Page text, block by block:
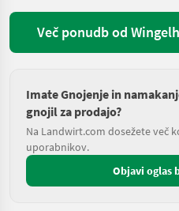
Več ponudb od
Imate Gnojenje in
gnojil za prodajo?
Na Landwirt.com dosežete več
uporabnikov.
Objavi oglas